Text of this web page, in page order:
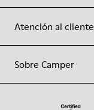
Atención al cliente
Sobre Camper